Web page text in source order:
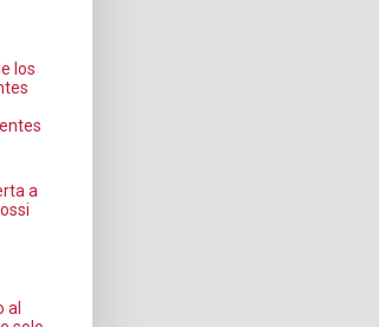
los
a
al